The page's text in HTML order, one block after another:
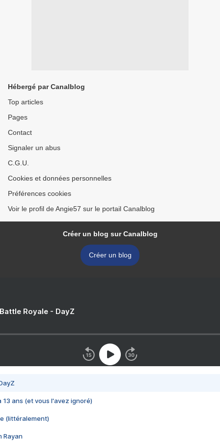
Hébergé par Canalblog
Top articles
Pages
Contact
Signaler un abus
C.G.U.
Cookies et données personnelles
Préférences cookies
Voir le profil de Angie57 sur le portail Canalblog
Créer un blog sur Canalblog
Créer un blog
Royale - DayZ
13 ans (et vous l'avez ignoré)
(littéralement)
Rayan